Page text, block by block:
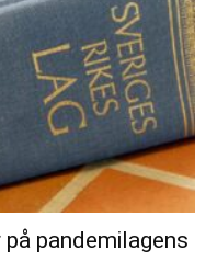
pandemilagens